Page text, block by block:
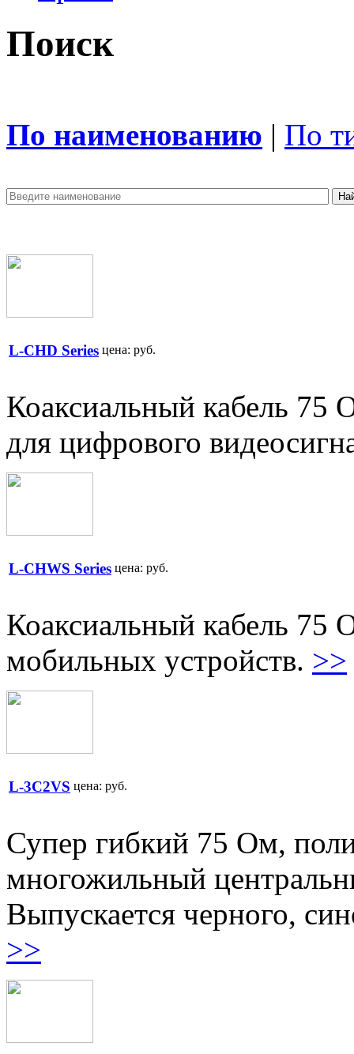
Поиск
По наименованию | По
L-CHD Series цена: руб.
Коаксиальный кабель 75
для цифрового
L-CHWS Series цена: руб.
Коаксиальный кабель 75
мобильных устройств. >>
L-3C2VS цена: руб.
Супер гибкий 75 Oм,
многожильный
Выпускается черного,
>>